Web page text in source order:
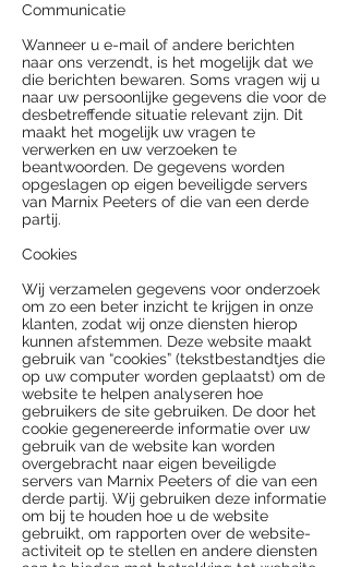
Communicatie
Wanneer u e-mail of andere berichten
naar ons verzendt, is het mogelijk dat we
die berichten bewaren. Soms vragen wij u
naar uw persoonlijke gegevens die voor de
desbetreffende situatie relevant zijn. Dit
maakt het mogelijk uw vragen te
verwerken en uw verzoeken te
beantwoorden. De gegevens worden
opgeslagen op eigen beveiligde servers
van Marnix Peeters of die van een derde
partij.
Cookies
Wij verzamelen gegevens voor onderzoek
om zo een beter inzicht te krijgen in onze
klanten, zodat wij onze diensten hierop
kunnen afstemmen. Deze website maakt
gebruik van “cookies” (tekstbestandtjes die
op uw computer worden geplaatst) om de
website te helpen analyseren hoe
gebruikers de site gebruiken. De door het
cookie gegenereerde informatie over uw
gebruik van de website kan worden
overgebracht naar eigen beveiligde
servers van Marnix Peeters of die van een
derde partij. Wij gebruiken deze informatie
om bij te houden hoe u de website
gebruikt, om rapporten over de website-
activiteit op te stellen en andere diensten